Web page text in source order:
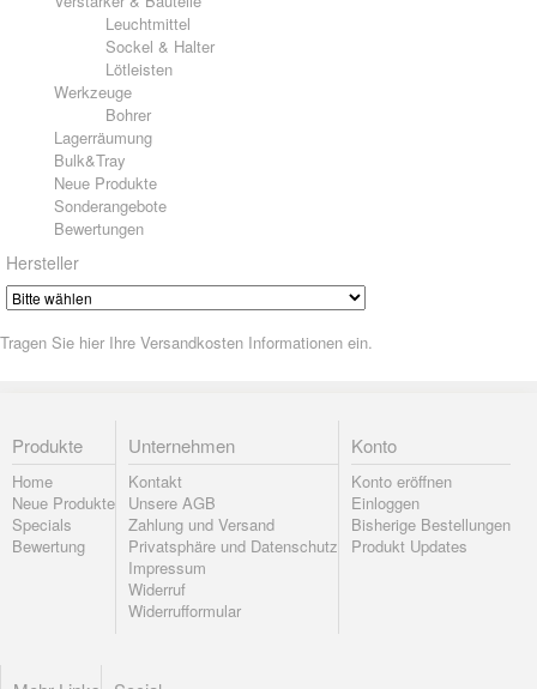
Leuchtmittel
Sockel & Halter
Lötleisten
Werkzeuge
Bohrer
Lagerräumung
Bulk&Tray
Neue Produkte
Sonderangebote
Bewertungen
Hersteller
Tragen Sie hier Ihre Versandkosten Informationen ein.
Produkte
Home
Neue Produkte
Specials
Bewertung
Unternehmen
Kontakt
Unsere AGB
Zahlung und Versand
Privatsphäre und Datenschutz
Impressum
Widerruf
Widerrufformular
Konto
Konto eröffnen
Einloggen
Bisherige Bestellungen
Produkt Updates